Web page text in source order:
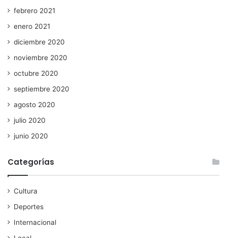
febrero 2021
enero 2021
diciembre 2020
noviembre 2020
octubre 2020
septiembre 2020
agosto 2020
julio 2020
junio 2020
Categorías
Cultura
Deportes
Internacional